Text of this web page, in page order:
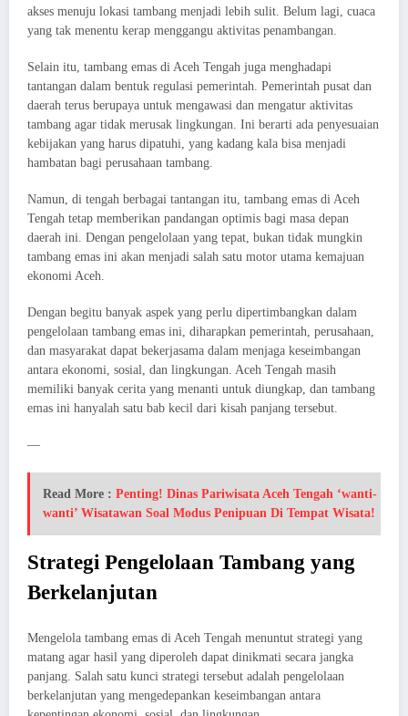
akses menuju lokasi tambang menjadi lebih sulit. Belum lagi, cuaca
yang tak menentu kerap menggangu aktivitas penambangan.
Selain itu, tambang emas di Aceh Tengah juga menghadapi
tantangan dalam bentuk regulasi pemerintah. Pemerintah pusat dan
daerah terus berupaya untuk mengawasi dan mengatur aktivitas
tambang agar tidak merusak lingkungan. Ini berarti ada penyesuaian
kebijakan yang harus dipatuhi, yang kadang kala bisa menjadi
hambatan bagi perusahaan tambang.
Namun, di tengah berbagai tantangan itu, tambang emas di Aceh
Tengah tetap memberikan pandangan optimis bagi masa depan
daerah ini. Dengan pengelolaan yang tepat, bukan tidak mungkin
tambang emas ini akan menjadi salah satu motor utama kemajuan
ekonomi Aceh.
Dengan begitu banyak aspek yang perlu dipertimbangkan dalam
pengelolaan tambang emas ini, diharapkan pemerintah, perusahaan,
dan masyarakat dapat bekerjasama dalam menjaga keseimbangan
antara ekonomi, sosial, dan lingkungan. Aceh Tengah masih
memiliki banyak cerita yang menanti untuk diungkap, dan tambang
emas ini hanyalah satu bab kecil dari kisah panjang tersebut.
—
Read More : Penting! Dinas Pariwisata Aceh Tengah ‘wanti-
wanti’ Wisatawan Soal Modus Penipuan Di Tempat Wisata!
Strategi Pengelolaan Tambang yang
Berkelanjutan
Mengelola tambang emas di Aceh Tengah menuntut strategi yang
matang agar hasil yang diperoleh dapat dinikmati secara jangka
panjang. Salah satu kunci strategi tersebut adalah pengelolaan
berkelanjutan yang mengedepankan keseimbangan antara